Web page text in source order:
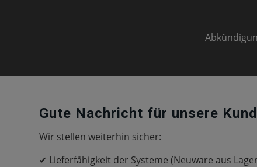
Gute Nachricht für unsere
Wir stellen weiterhin sicher:
✔ Lieferfähigkeit der Systeme (Neuware aus